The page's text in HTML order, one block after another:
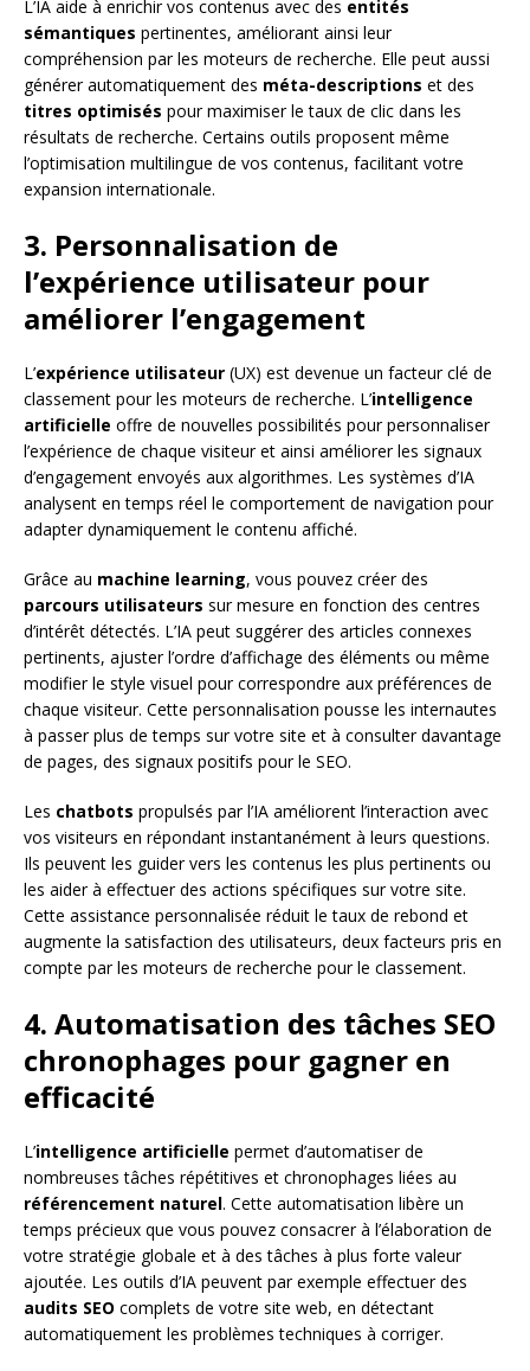
L’IA aide à enrichir vos contenus avec des entités
sémantiques pertinentes, améliorant ainsi leur
compréhension par les moteurs de recherche. Elle peut aussi
générer automatiquement des méta-descriptions et des
titres optimisés pour maximiser le taux de clic dans les
résultats de recherche. Certains outils proposent même
l’optimisation multilingue de vos contenus, facilitant votre
expansion internationale.
3. Personnalisation de
l’expérience utilisateur pour
améliorer l’engagement
L’expérience utilisateur (UX) est devenue un facteur clé de
classement pour les moteurs de recherche. L’intelligence
artificielle offre de nouvelles possibilités pour personnaliser
l’expérience de chaque visiteur et ainsi améliorer les signaux
d’engagement envoyés aux algorithmes. Les systèmes d’IA
analysent en temps réel le comportement de navigation pour
adapter dynamiquement le contenu affiché.
Grâce au machine learning, vous pouvez créer des
parcours utilisateurs sur mesure en fonction des centres
d’intérêt détectés. L’IA peut suggérer des articles connexes
pertinents, ajuster l’ordre d’affichage des éléments ou même
modifier le style visuel pour correspondre aux préférences de
chaque visiteur. Cette personnalisation pousse les internautes
à passer plus de temps sur votre site et à consulter davantage
de pages, des signaux positifs pour le SEO.
Les chatbots propulsés par l’IA améliorent l’interaction avec
vos visiteurs en répondant instantanément à leurs questions.
Ils peuvent les guider vers les contenus les plus pertinents ou
les aider à effectuer des actions spécifiques sur votre site.
Cette assistance personnalisée réduit le taux de rebond et
augmente la satisfaction des utilisateurs, deux facteurs pris en
compte par les moteurs de recherche pour le classement.
4. Automatisation des tâches SEO
chronophages pour gagner en
efficacité
L’intelligence artificielle permet d’automatiser de
nombreuses tâches répétitives et chronophages liées au
référencement naturel. Cette automatisation libère un
temps précieux que vous pouvez consacrer à l’élaboration de
votre stratégie globale et à des tâches à plus forte valeur
ajoutée. Les outils d’IA peuvent par exemple effectuer des
audits SEO complets de votre site web, en détectant
automatiquement les problèmes techniques à corriger.